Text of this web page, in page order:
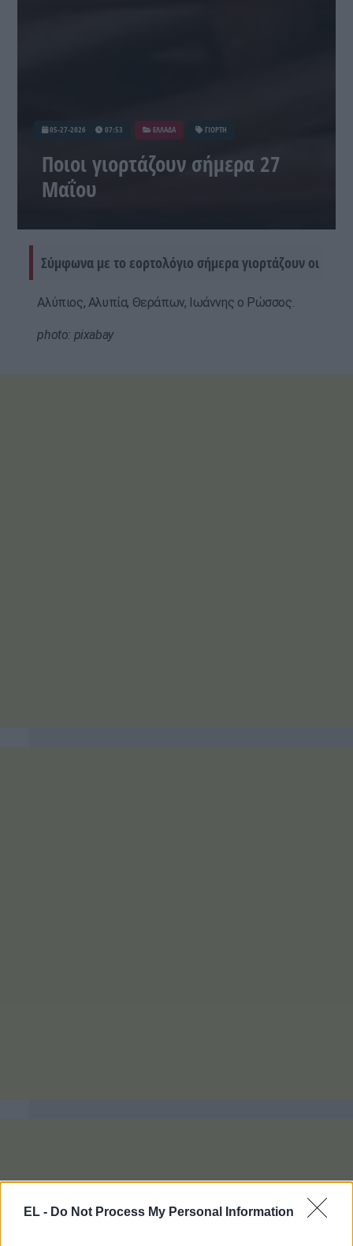
EL - Do Not Process My Personal Information
05-27-2026 07:53 ΕΛΛΑΔΑ ΓΙΟΡΤΗ
Ποιοι γιορτάζουν σήμερα 27
Μαΐου
Σύμφωνα με το εορτολόγιο σήμερα γιορτάζουν οι
Αλύπιος, Αλυπία, Θεράπων, Ιωάννης ο Ρώσσος.
photo: pixabay